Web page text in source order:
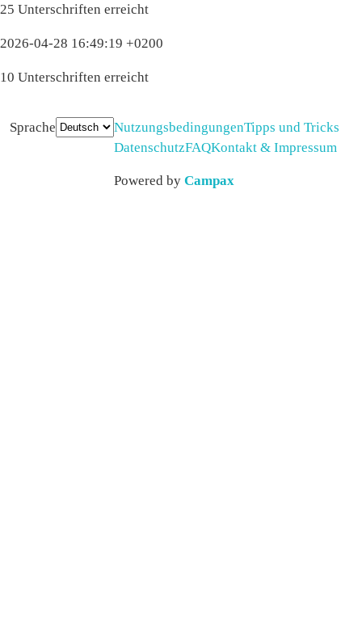
25 Unterschriften erreicht
2026-04-28 16:49:19 +0200
10 Unterschriften erreicht
Sprache NutzungsbedingungenTipps und Tricks
DatenschutzFAQKontakt & Impressum
Powered by Campax